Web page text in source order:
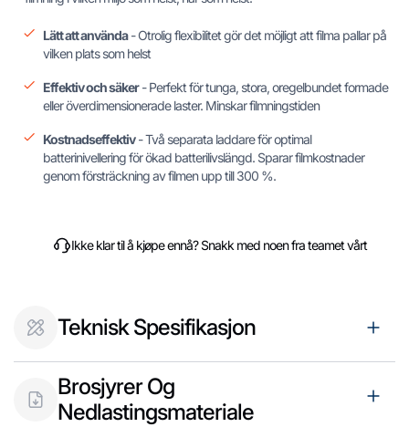
Lätt att använda- Otrolig flexibilitet gör det möjligt att filma pallar på
vilken plats som helst
Effektiv och säker- Perfekt för tunga, stora, oregelbundet formade
eller överdimensionerade laster. Minskar filmningstiden
Kostnadseffektiv- Två separata laddare för optimal
batterinivellering för ökad batterilivslängd. Sparar filmkostnader
genom försträckning av filmen upp till 300 %.
Ikke klar til å kjøpe ennå? Snakk med noen fra teamet vårt
Teknisk Spesifikasjon
Brosjyrer Og
Nedlastingsmateriale